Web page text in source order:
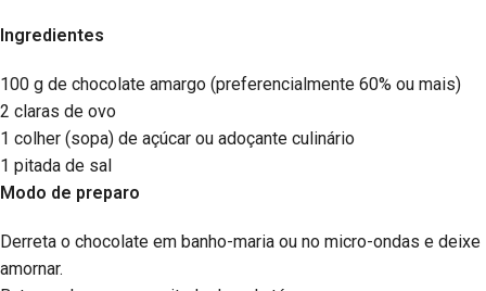
Ingredientes
100 g de chocolate amargo (preferencialmente 60% ou mais)
2 claras de ovo
1 colher (sopa) de açúcar ou adoçante culinário
1 pitada de sal
Modo de preparo
Derreta o chocolate em banho-maria ou no micro-ondas e deixe
amornar.